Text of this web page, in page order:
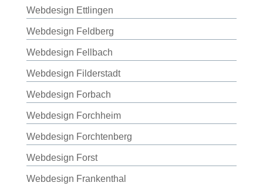
Webdesign Ettlingen
Webdesign Feldberg
Webdesign Fellbach
Webdesign Filderstadt
Webdesign Forbach
Webdesign Forchheim
Webdesign Forchtenberg
Webdesign Forst
Webdesign Frankenthal